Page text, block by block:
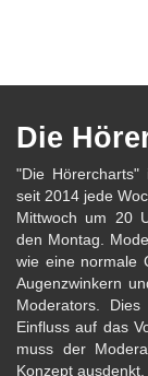
Die
"Die
seit 2014 jede
Mittwoch um 20
den Montag.
wie eine normale
Augenzwinkern
Moderators.
Einfluss auf das
muss der
Konzept ausdenkt.